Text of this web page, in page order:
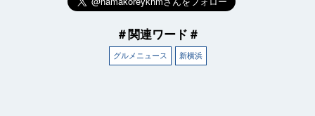
＃関連ワード＃
グルメニュース 新横浜